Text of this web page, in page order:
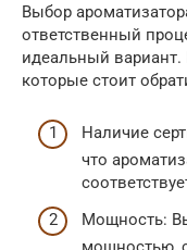
Выбор
ответственный
идеальный вариант.
которые стоит
Наличие
что
Мощность: